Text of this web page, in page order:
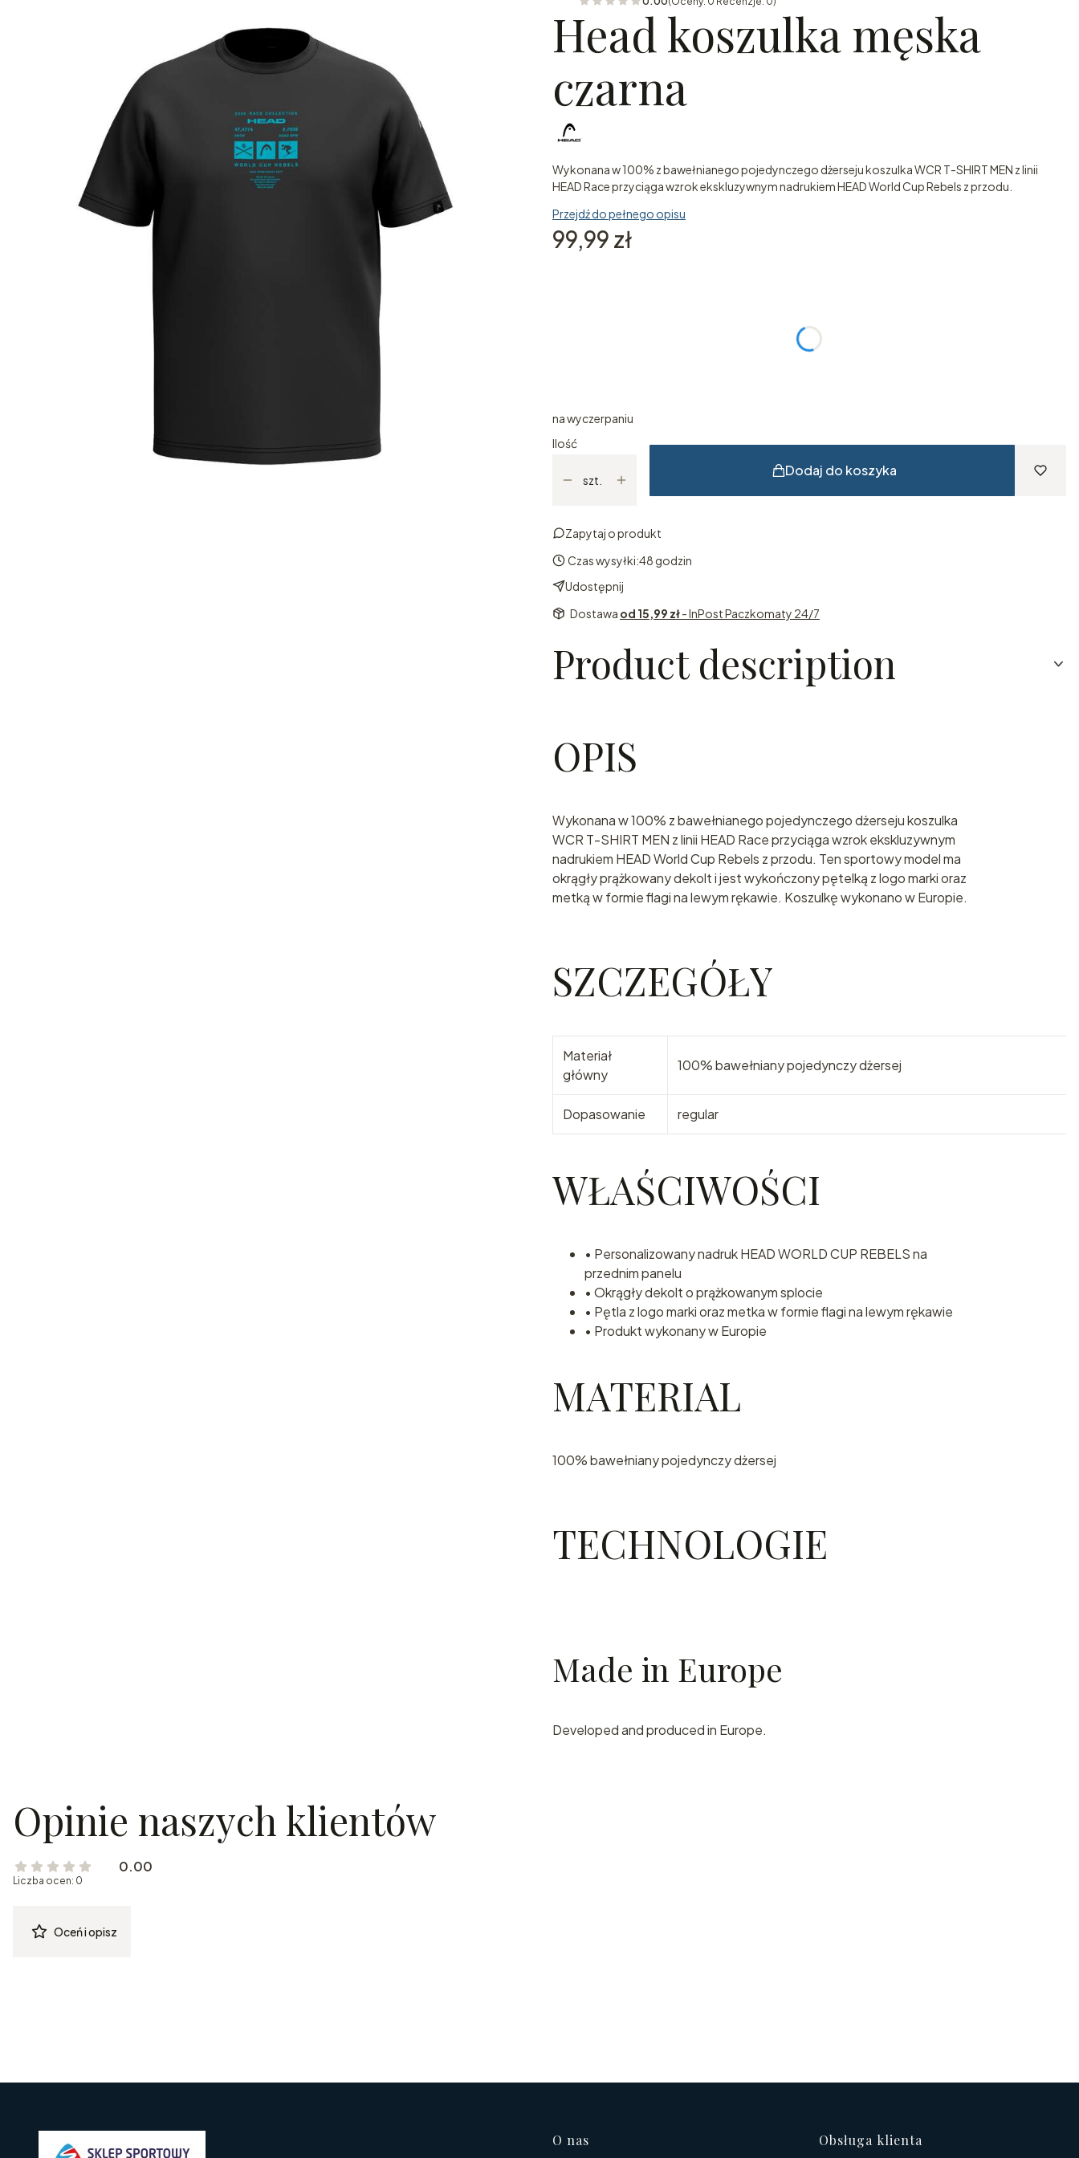
Head koszulka męska
czarna
Wykonana w 100% z bawełnianego pojedynczego dżerseju koszulka WCR T-SHIRT MEN z linii
HEAD Race przyciąga wzrok ekskluzywnym nadrukiem HEAD World Cup Rebels z przodu.
Przejdź do pełnego opisu
Cena
99,99 zł
na wyczerpaniu
Ilość
szt.
Dodaj do koszyka
Zapytaj o produkt
Czas wysyłki:48 godzin
Udostępnij
Dostawa od 15,99 zł- InPost Paczkomaty 24/7
Product description
OPIS
Wykonana w 100% z bawełnianego pojedynczego dżerseju koszulka
WCR T-SHIRT MEN z linii HEAD Race przyciąga wzrok ekskluzywnym
nadrukiem HEAD World Cup Rebels z przodu. Ten sportowy model ma
okrągły prążkowany dekolt i jest wykończony pętelką z logo marki oraz
metką w formie flagi na lewym rękawie. Koszulkę wykonano w Europie.
SZCZEGÓŁY
Materiał
główny
100% bawełniany pojedynczy dżersej
Dopasowanie regular
WŁAŚCIWOŚCI
• Personalizowany nadruk HEAD WORLD CUP REBELS na
przednim panelu
• Okrągły dekolt o prążkowanym splocie
• Pętla z logo marki oraz metka w formie flagi na lewym rękawie
• Produkt wykonany w Europie
MATERIAL
100% bawełniany pojedynczy dżersej
TECHNOLOGIE
Made in Europe
Developed and produced in Europe.
Opinie naszych klientów
0.00
Liczba ocen: 0
Oceń i opisz
O nas Obsługa klienta